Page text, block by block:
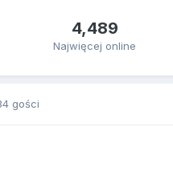
4,489
Najwięcej online
gości